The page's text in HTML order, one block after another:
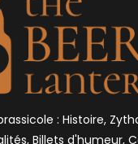
: Histoire,
Billets d'humeur,